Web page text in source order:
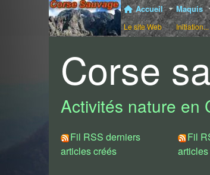
Accueil
Le site Web
Maquis
Initiation...
Corse
Activités nature en
Fil RSS derniers
articles créés
Fil